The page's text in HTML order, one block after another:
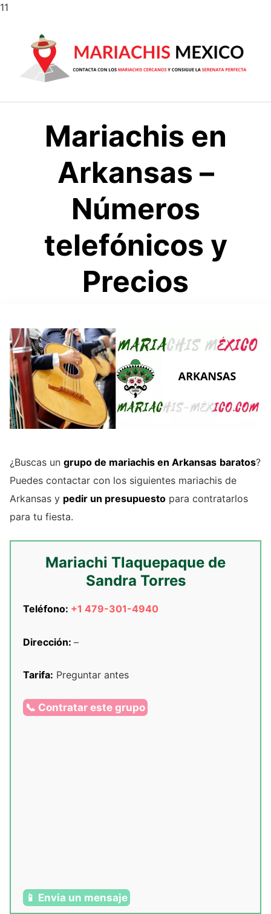
11
contenido
Mariachis en
Arkansas –
Números
telefónicos y
Precios
¿Buscas un grupo de mariachis en Arkansas baratos?
Puedes contactar con los siguientes mariachis de
Arkansas y pedir un presupuesto para contratarlos
para tu fiesta.
Mariachi Tlaquepaque de
Sandra Torres
Teléfono: +1 479-301-4940
Dirección: –
Tarifa: Preguntar antes
📞 Contratar este grupo
📱 Envia un mensaje